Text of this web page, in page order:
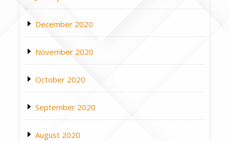
December 2020
November 2020
October 2020
September 2020
August 2020